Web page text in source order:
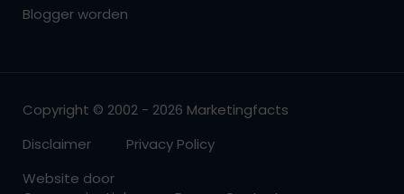
Blogger worden
Copyright © 2002 - 2026 Marketingfacts
Disclaimer
Privacy Policy
Website door